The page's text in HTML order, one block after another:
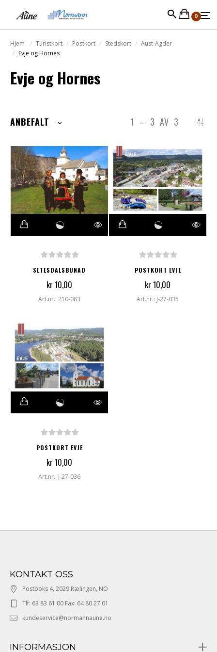
0
Hjem Turistkort Postkort Stedskort
Aust-Agder
Evje og Hornes
Evje og Hornes
1 – 3 AV 3
ANBEFALT
SETESDALSBUNAD
kr 10,00
Art.nr.: 210-083
POSTKORT EVJE
kr 10,00
Art.nr.: J-27-035
POSTKORT EVJE
kr 10,00
Art.nr.: J-27-036
KONTAKT OSS
Postboks 4, 2029 Rælingen, NO
Tlf: 63 83 61 00 Fax: 64 80 27 01
kundeservice@normannaune.no
INFORMASJON